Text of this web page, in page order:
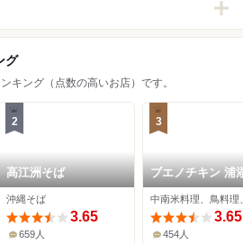
グ
キング（点数の高いお店）です。
2
高江洲そば
沖縄そば
3.65
659人
3
ブエノチキン 浦
3.65
454人